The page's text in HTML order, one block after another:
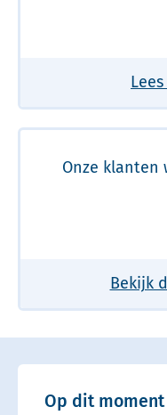
Onze klanten
Bekijk
Op dit